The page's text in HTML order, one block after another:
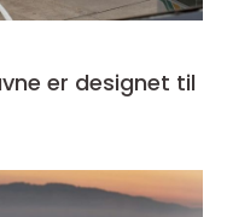
er designet til